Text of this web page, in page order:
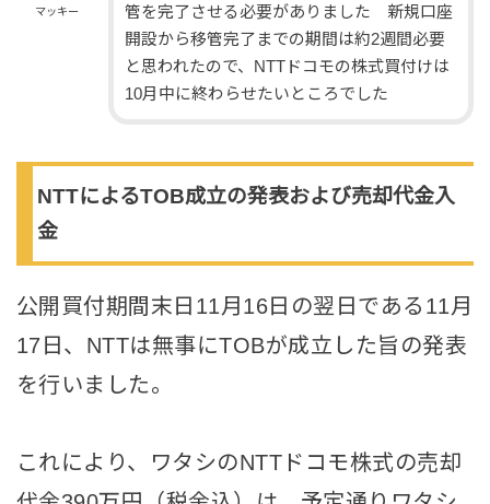
マッキー
管を完了させる必要がありました 新規口座
開設から移管完了までの期間は約2週間必要
と思われたので、NTTドコモの株式買付けは
10月中に終わらせたいところでした
NTTによるTOB成立の発表および売却代金入
金
公開買付期間末日11月16日の翌日である11月
17日、NTTは無事にTOBが成立した旨の発表
を行いました。
これにより、ワタシのNTTドコモ株式の売却